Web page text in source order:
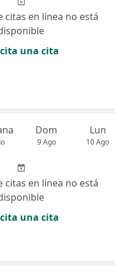
citas en línea no está
una cita
Dom
9 Ago
Lun
10 Ago
citas en línea no está
una cita